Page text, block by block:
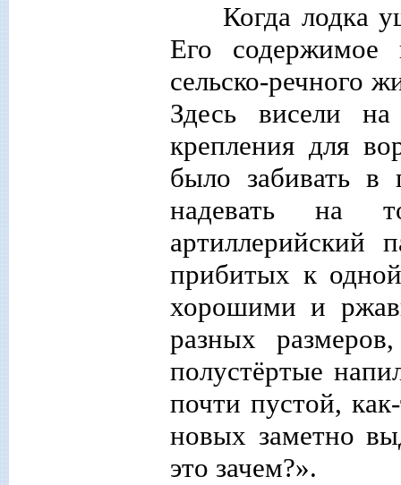
Когда лодка
Его содержимое
сельско-речного
Здесь висели на
крепления для
было забивать в
надевать на
артиллерийский
прибитых к
хорошими и
разных
полустёртые
почти пустой,
новых заметно
это зачем?».